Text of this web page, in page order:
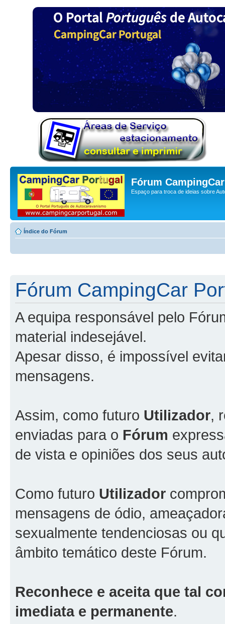
Fórum
Espaço para troca de ideias sobre
Índice do Fórum
Fórum CampingCar
A equipa responsável pelo
material indesejável.
Apesar disso, é impossível
mensagens.
Assim, como futuro Utilizador,
enviadas para o Fórum
de vista e opiniões dos seus
Como futuro Utilizador
mensagens de ódio,
sexualmente tendenciosas ou
âmbito temático deste Fórum.
Reconhece e aceita que tal
imediata e permanente.